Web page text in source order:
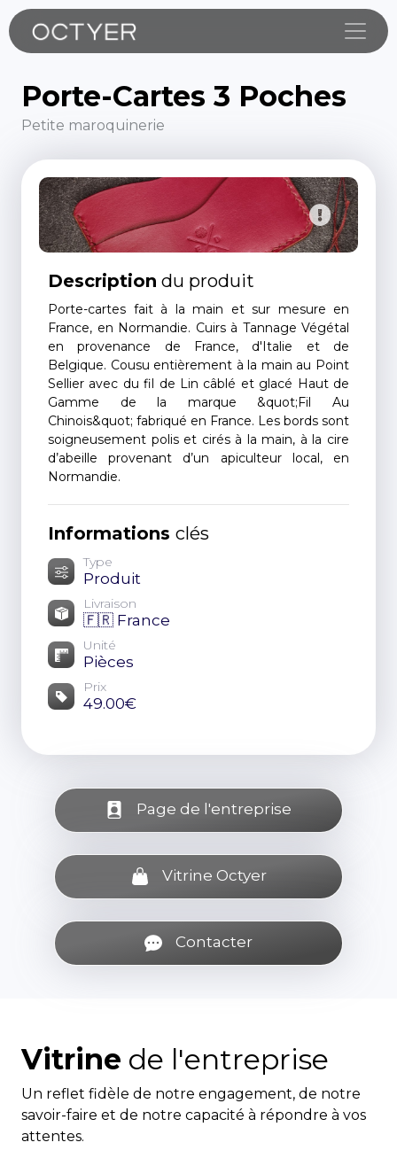
Porte-Cartes 3 Poches
Petite maroquinerie
Description du produit
Porte-cartes fait à la main et sur mesure en
France, en Normandie. Cuirs à Tannage Végétal
en provenance de France, d'Italie et de
Belgique. Cousu entièrement à la main au Point
Sellier avec du fil de Lin câblé et glacé Haut de
Gamme de la marque &quot;Fil Au
Chinois&quot; fabriqué en France. Les bords sont
soigneusement polis et cirés à la main, à la cire
d’abeille provenant d’un apiculteur local, en
Normandie.
Informations clés
Type
Produit
Livraison
🇫🇷 France
Unité
Pièces
Prix
49.00€
Page de l'entreprise
Vitrine Octyer
Contacter
Vitrine de l'entreprise
Un reflet fidèle de notre engagement, de notre
savoir-faire et de notre capacité à répondre à vos
attentes.